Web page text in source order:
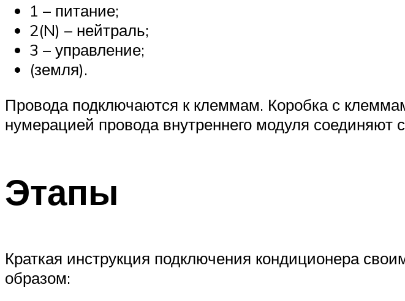
1 – питание;
2(N) – нейтраль;
3 – управление;
(земля).
Провода подключаются к клеммам. Коробка с
нумерацией провода внутреннего модуля соединяют
Этапы
Краткая инструкция подключения кондиционера
образом: